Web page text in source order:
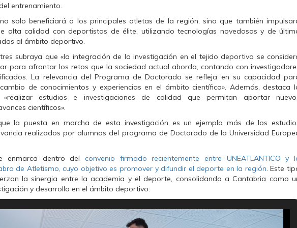
entrenamiento.
solo beneficiará a los principales atletas de la región, sino que también
alta calidad con deportistas de élite, utilizando tecnologías novedosas y de
al ámbito deportivo.
subraya que «la integración de la investigación en el tejido deportivo se
para afrontar los retos que la sociedad actual aborda, contando con
La relevancia del Programa de Doctorado se refleja en su capacidad
de conocimientos y experiencias en el ámbito científico». Además, destaca
«realizar estudios e investigaciones de calidad que permitan aportar
científicos».
la puesta en marcha de esta investigación es un ejemplo más de los
realizados por alumnos del programa de Doctorado de la Universidad
enmarca dentro del convenio firmado recientemente entre UNEATLANTICO y
de Atletismo, cuyo objetivo es promover y difundir el deporte en la región. Este
la sinergia entre la academia y el deporte, consolidando a Cantabria como
y desarrollo en el ámbito deportivo.